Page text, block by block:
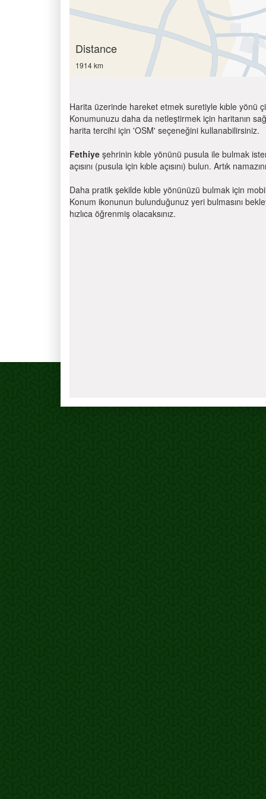
Distance
1914 km
Harita üzerinde hareket etmek suretiyle kıble yönü
Konumunuzu daha da netleştirmek için haritanın
harita tercihi için 'OSM' seçeneğini kullanabilirsiniz.
Fethiye şehrinin kıble yönünü pusula ile bulmak
açısını (pusula için kıble açısını) bulun. Artık
Daha pratik şekilde kıble yönünüzü bulmak için
Konum ikonunun bulunduğunuz yeri bulmasını
hızlıca öğrenmiş olacaksınız.